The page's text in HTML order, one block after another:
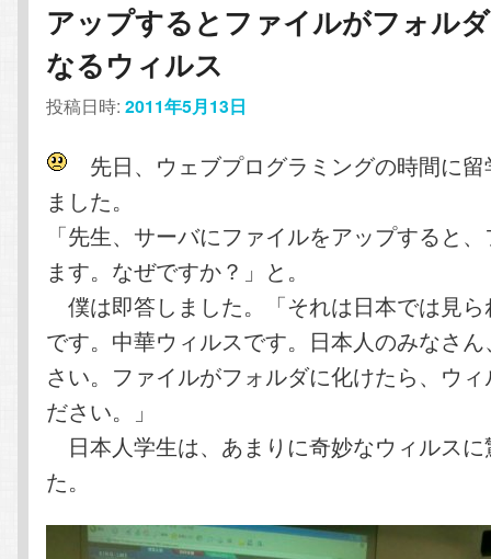
アップするとファイルがフォル
なるウィルス
投稿日時:2011年5月13日
先日、ウェブプログラミングの時間に
ました。
「先生、サーバにファイルをアップすると
ます。なぜですか？」と。
僕は即答しました。「それは日本では見
です。中華ウィルスです。日本人のみなさ
さい。ファイルがフォルダに化けたら、ウ
ださい。」
日本人学生は、あまりに奇妙なウィルス
た。